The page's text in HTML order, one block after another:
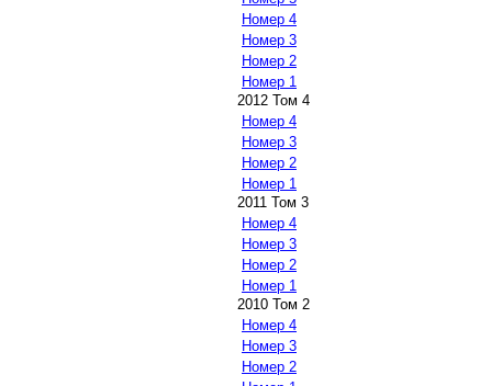
Номер 4
Номер 3
Номер 2
Номер 1
2012 Том 4
Номер 4
Номер 3
Номер 2
Номер 1
2011 Том 3
Номер 4
Номер 3
Номер 2
Номер 1
2010 Том 2
Номер 4
Номер 3
Номер 2